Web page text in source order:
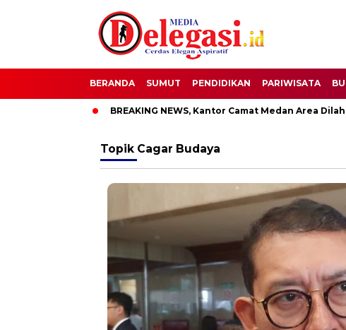
BERANDA SUMUT PENDIDIKAN PARIWISATA
BREAKING NEWS, Kantor Camat Medan Area Dilahap
Topik Cagar Budaya